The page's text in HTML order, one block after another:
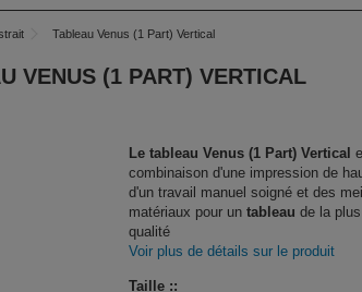
Tableau Venus (1 Part) Vertical
VENUS (1 PART) VERTICAL
Le tableau Venus (1 Part) Vertical
combinaison d'une impression de
d'un travail manuel soigné et des
matériaux pour un tableau de la
qualité
Voir plus de détails sur le produit
Taille ::